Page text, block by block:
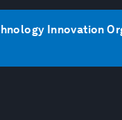
Innovation